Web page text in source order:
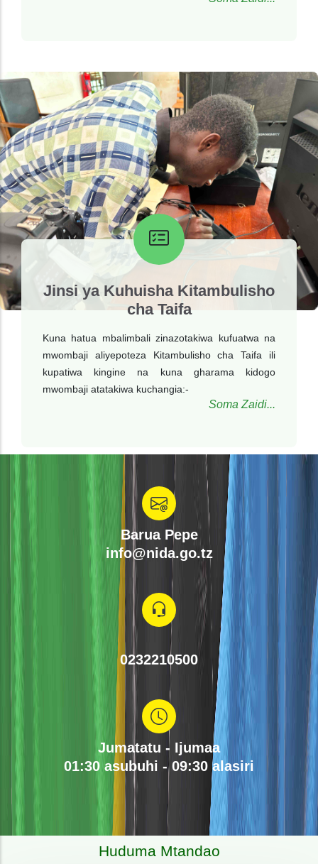
Jinsi ya Kuhuisha Kitambulisho
cha Taifa
Kuna hatua mbalimbali zinazotakiwa kufuatwa na
mwombaji aliyepoteza Kitambulisho cha Taifa ili
kupatiwa kingine na kuna gharama kidogo
mwombaji atatakiwa kuchangia:-
Soma Zaidi...
Barua Pepe
info@nida.go.tz
0232210500
Jumatatu - Ijumaa
01:30 asubuhi - 09:30 alasiri
Huduma Mtandao